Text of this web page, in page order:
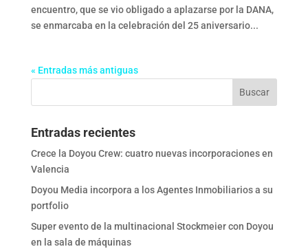
encuentro, que se vio obligado a aplazarse por la DANA,
se enmarcaba en la celebración del 25 aniversario...
« Entradas más antiguas
Entradas recientes
Crece la Doyou Crew: cuatro nuevas incorporaciones en
Valencia
Doyou Media incorpora a los Agentes Inmobiliarios a su
portfolio
Super evento de la multinacional Stockmeier con Doyou
en la sala de máquinas